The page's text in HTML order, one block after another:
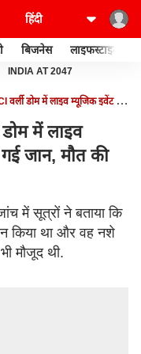
बिजनेस लाइफस्टाइल
INDIA AT 2047
वर्ली डोम में लाइव म्यूजिक इवेंट के
में लाइव
जान, मौत की
में सूत्रों ने बताया कि
किया था और वह नशे
मौजूद थी.